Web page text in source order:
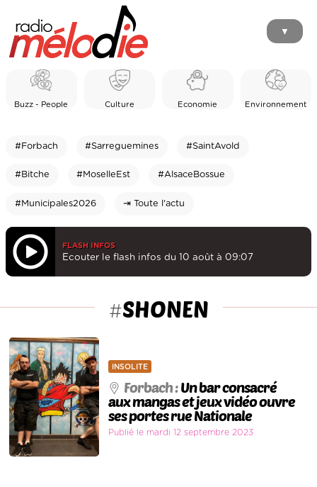
▼
Buzz - People Culture Economie Environnement
#Forbach #Sarreguemines #SaintAvold
#Bitche #MoselleEst #AlsaceBossue
#Municipales2026 ⇥ Toute l'actu
FLASH INFOS
Ecouter le flash infos du 10 août à 09:07
#SHONEN
INSOLITE
Forbach :Un bar consacré
aux mangas et jeux vidéo ouvre
ses portes rue Nationale
Publié le mardi 12 septembre 2023